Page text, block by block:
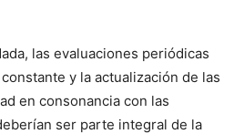
las evaluaciones periódicas
y la actualización de ​las
en ⁢consonancia con las
ser parte integral de la